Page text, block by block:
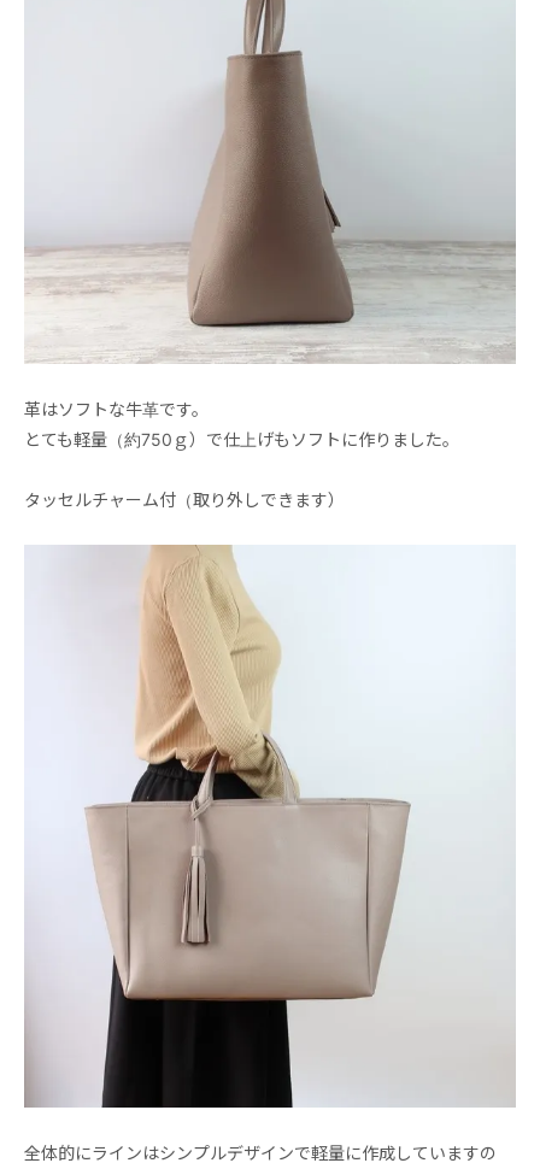
革はソフトな牛革です。
とても軽量（約750ｇ）で仕上げもソフトに作りました。
タッセルチャーム付（取り外しできます）
全体的にラインはシンプルデザインで軽量に作成していますの